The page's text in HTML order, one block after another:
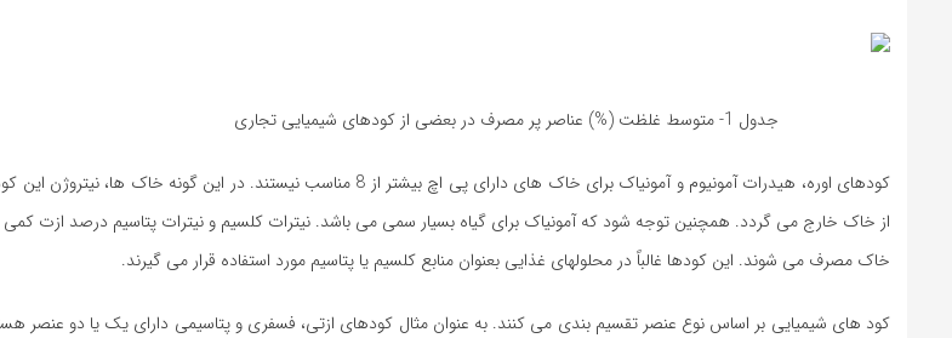
جدول 1- متوسط غلظت (%) عناصر پر مصرف در بعضی از کودهای شیمیایی تجاری
کودهای اوره، هیدرات آمونیوم و آمونیاک برای خاک های دارای پی اچ بیشتر از 8 مناسب نیستند.
از خاک خارج می گردد. همچنین توجه شود که آمونیاک برای گیاه بسیار سمی می باشد. نیترات کلسیم و نیترات پتاسیم درصد ازت کمی
خاک مصرف می شوند. این کودها غالباً در محلولهای غذایی بعنوان منابع کلسیم یا پتاسیم مورد استفاده قرار می گیرند.
کود های شیمیایی بر اساس نوع عنصر تقسیم بندی می کنند. به عنوان مثال کودهای ازتی، فسفری و پتاسیمی دارای یک یا دو عنصر